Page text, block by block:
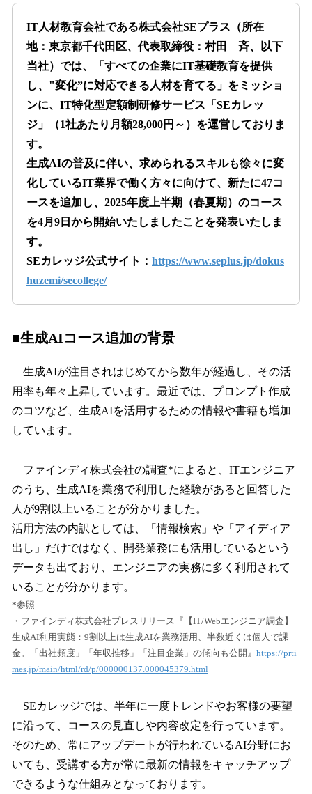
IT人材教育会社である株式会社SEプラス（所在
地：東京都千代田区、代表取締役：村田 斉、以下
当社）では、「すべての企業にIT基礎教育を提供
し、"変化”に対応できる人材を育てる」をミッショ
ンに、IT特化型定額制研修サービス「SEカレッ
ジ」（1社あたり月額28,000円～）を運営しておりま
す。
生成AIの普及に伴い、求められるスキルも徐々に変
化しているIT業界で働く方々に向けて、新たに47コ
ースを追加し、2025年度上半期（春夏期）のコース
を4月9日から開始いたしましたことを発表いたしま
す。
SEカレッジ公式サイト： https://www.seplus.jp/dokus
huzemi/secollege/
■生成AIコース追加の背景
生成AIが注目されはじめてから数年が経過し、その活
用率も年々上昇しています。最近では、プロンプト作成
のコツなど、生成AIを活用するための情報や書籍も増加
しています。
ファインディ株式会社の調査*によると、ITエンジニア
のうち、生成AIを業務で利用した経験があると回答した
人が9割以上いることが分かりました。
活用方法の内訳としては、「情報検索」や「アイディア
出し」だけではなく、開発業務にも活用しているという
データも出ており、エンジニアの実務に多く利用されて
いることが分かります。
*参照
・ファインディ株式会社プレスリリース『【IT/Webエンジニア調査】
生成AI利用実態：9割以上は生成AIを業務活用、半数近くは個人で課
金。「出社頻度」「年収推移」「注目企業」の傾向も公開』 https://prti
mes.jp/main/html/rd/p/000000137.000045379.html
SEカレッジでは、半年に一度トレンドやお客様の要望
に沿って、コースの見直しや内容改定を行っています。
そのため、常にアップデートが行われているAI分野にお
いても、受講する方が常に最新の情報をキャッチアップ
できるような仕組みとなっております。